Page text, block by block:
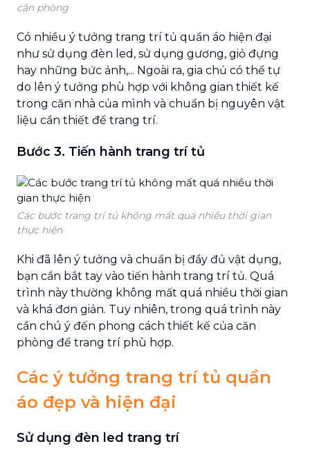
căn phòng
Có nhiều ý tưởng trang trí tủ quần áo hiện đại
như sử dụng đèn led, sử dụng gương, giỏ đựng
hay những bức ảnh,... Ngoài ra, gia chủ có thể tự
do lên ý tưởng phù hợp với không gian thiết kế
trong căn nhà của mình và chuẩn bị nguyên vật
liệu cần thiết để trang trí.
Bước 3. Tiến hành trang trí tủ
Các bước trang trí tủ không mất quá nhiều thời gian
thực hiện
Khi đã lên ý tưởng và chuẩn bị đầy đủ vật dụng,
bạn cần bắt tay vào tiến hành trang trí tủ. Quá
trình này thường không mất quá nhiều thời gian
và khá đơn giản. Tuy nhiên, trong quá trình này
cần chú ý đến phong cách thiết kế của căn
phòng để trang trí phù hợp.
Các ý tưởng trang trí tủ quần
áo đẹp và hiện đại
Sử dụng đèn led trang trí